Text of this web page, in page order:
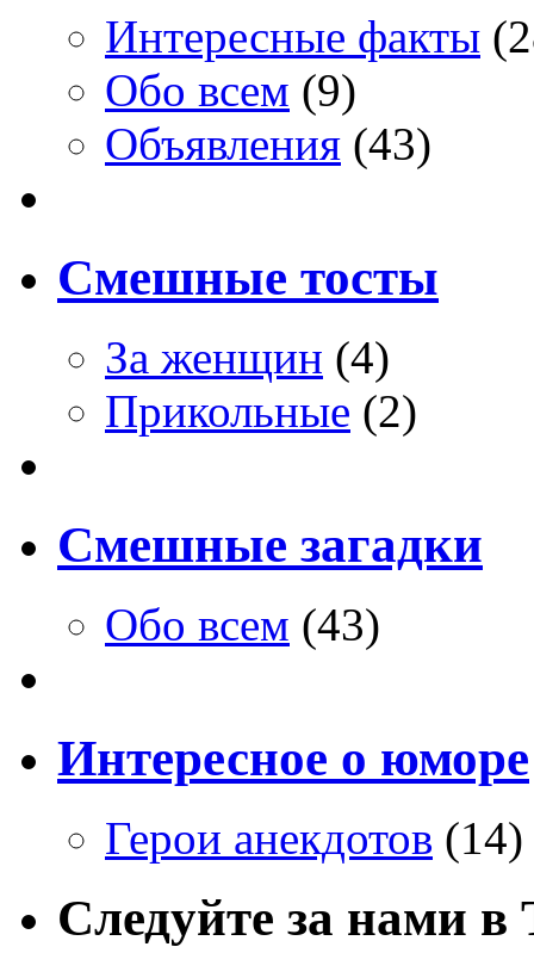
Интересные факты
Обо всем (9)
Объявления (43)
Смешные тосты
За женщин (4)
Прикольные (2)
Смешные загадки
Обо всем (43)
Интересное о юморе
Герои анекдотов (14)
Следуйте за нами